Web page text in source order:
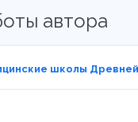
автора
школы